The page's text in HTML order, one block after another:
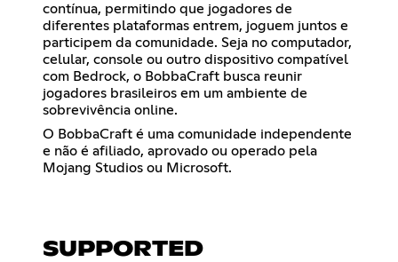
contínua, permitindo que jogadores de
diferentes plataformas entrem, joguem juntos e
participem da comunidade. Seja no computador,
celular, console ou outro dispositivo compatível
com Bedrock, o BobbaCraft busca reunir
jogadores brasileiros em um ambiente de
sobrevivência online.
O BobbaCraft é uma comunidade independente
e não é afiliado, aprovado ou operado pela
Mojang Studios ou Microsoft.
SUPPORTED